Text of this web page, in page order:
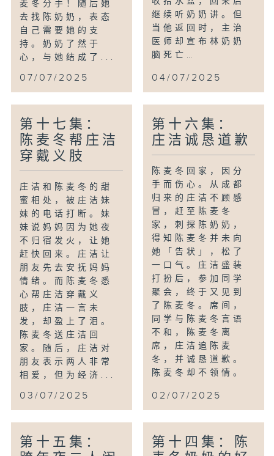
麦冬分手！随后她
去找陈奶奶，表态
自己需要她的支
持。奶奶了然于
心，与她结成了...
07/07/2025
继续听奶奶讲。但
当他返回时，主治
医师却宣布林奶奶
脑死亡…
04/07/2025
第十七集：
陈麦冬帮庄洁
穿戴义肢
庄洁和陈麦冬的甜
蜜相处，被庄洁妹
妹的电话打断。妹
妹说妈妈因为她夜
不归宿发火，让她
赶快回来。庄洁让
朋友先去安抚妈妈
情绪。而陈麦冬悉
心帮庄洁穿戴义
肢，庄洁一言未
发，却盈上了泪。
陈麦冬送庄洁回
家。随后，庄洁对
朋友表示两人非常
相爱，但为经济...
03/07/2025
第十六集：
庄洁诚恳道歉
陈麦冬回家，因分
手而伤心。从成都
归来的庄洁不顾感
冒，赶至陈麦冬
家，刺探陈奶奶，
得知陈麦冬并未向
她「告状」，松了
一口气。庄洁盛装
打扮后，参加同学
聚会，终于又见到
了陈麦冬。席间，
同学与陈麦冬言语
不和，陈麦冬离
席，庄洁追陈麦
冬，并诚恳道歉。
陈麦冬却不领情。
02/07/2025
第十五集：
第十四集：陈